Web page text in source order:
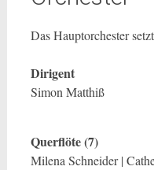
Das Hauptorchester
Dirigent
Simon Matthiß
Querflöte (7)
Milena Schneider |